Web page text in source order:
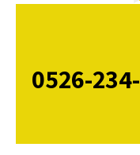
להזמנות התקשרו: 0526-234-